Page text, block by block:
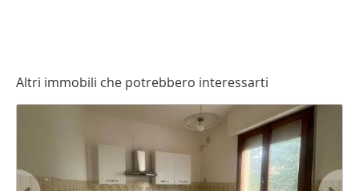
Altri immobili che potrebbero interessarti